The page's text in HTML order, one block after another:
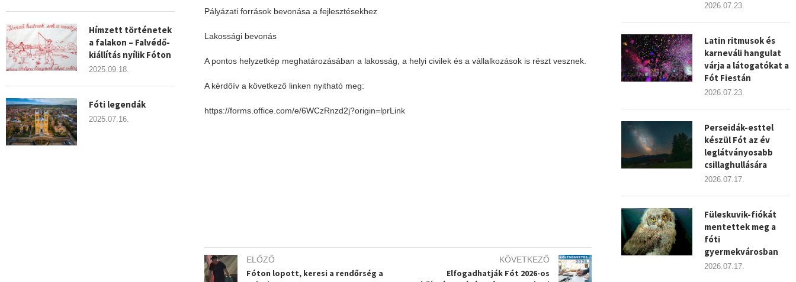
Pályázati források bevonása a fejlesztésekhez
Lakossági bevonás
A pontos helyzetkép meghatározásában a lakosság, a helyi civilek és a vállalkozások is részt vesznek.
A kérdőív a következő linken nyitható meg:
https://forms.office.com/e/6WCzRnzd2j?origin=lprLink
ELŐZŐ
Fóton lopott, keresi a rendőrség a
KÖVETKEZŐ
Elfogadhatják Fót 2026-os
2026.07.23.
Latin ritmusok és
karneváli hangulat
várja a látogatókat a
Fót Fiestán
2026.07.23.
Perseidák-esttel
készül Fót az év
leglátványosabb
csillaghullására
2026.07.17.
Füleskuvik-fiókát
mentettek meg a
fóti
gyermekvárosban
2026.07.17.
Hímzett történetek
a falakon – Falvédő-
kiállítás nyílik Fóton
2025.09.18.
Fóti legendák
2025.07.16.